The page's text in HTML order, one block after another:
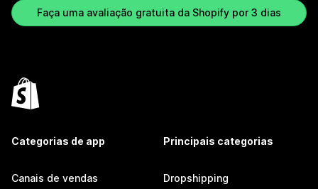
Faça uma avaliação gratuita da Shopify por 3 dias
Categorias de app
Canais de vendas
Principais categorias
Dropshipping